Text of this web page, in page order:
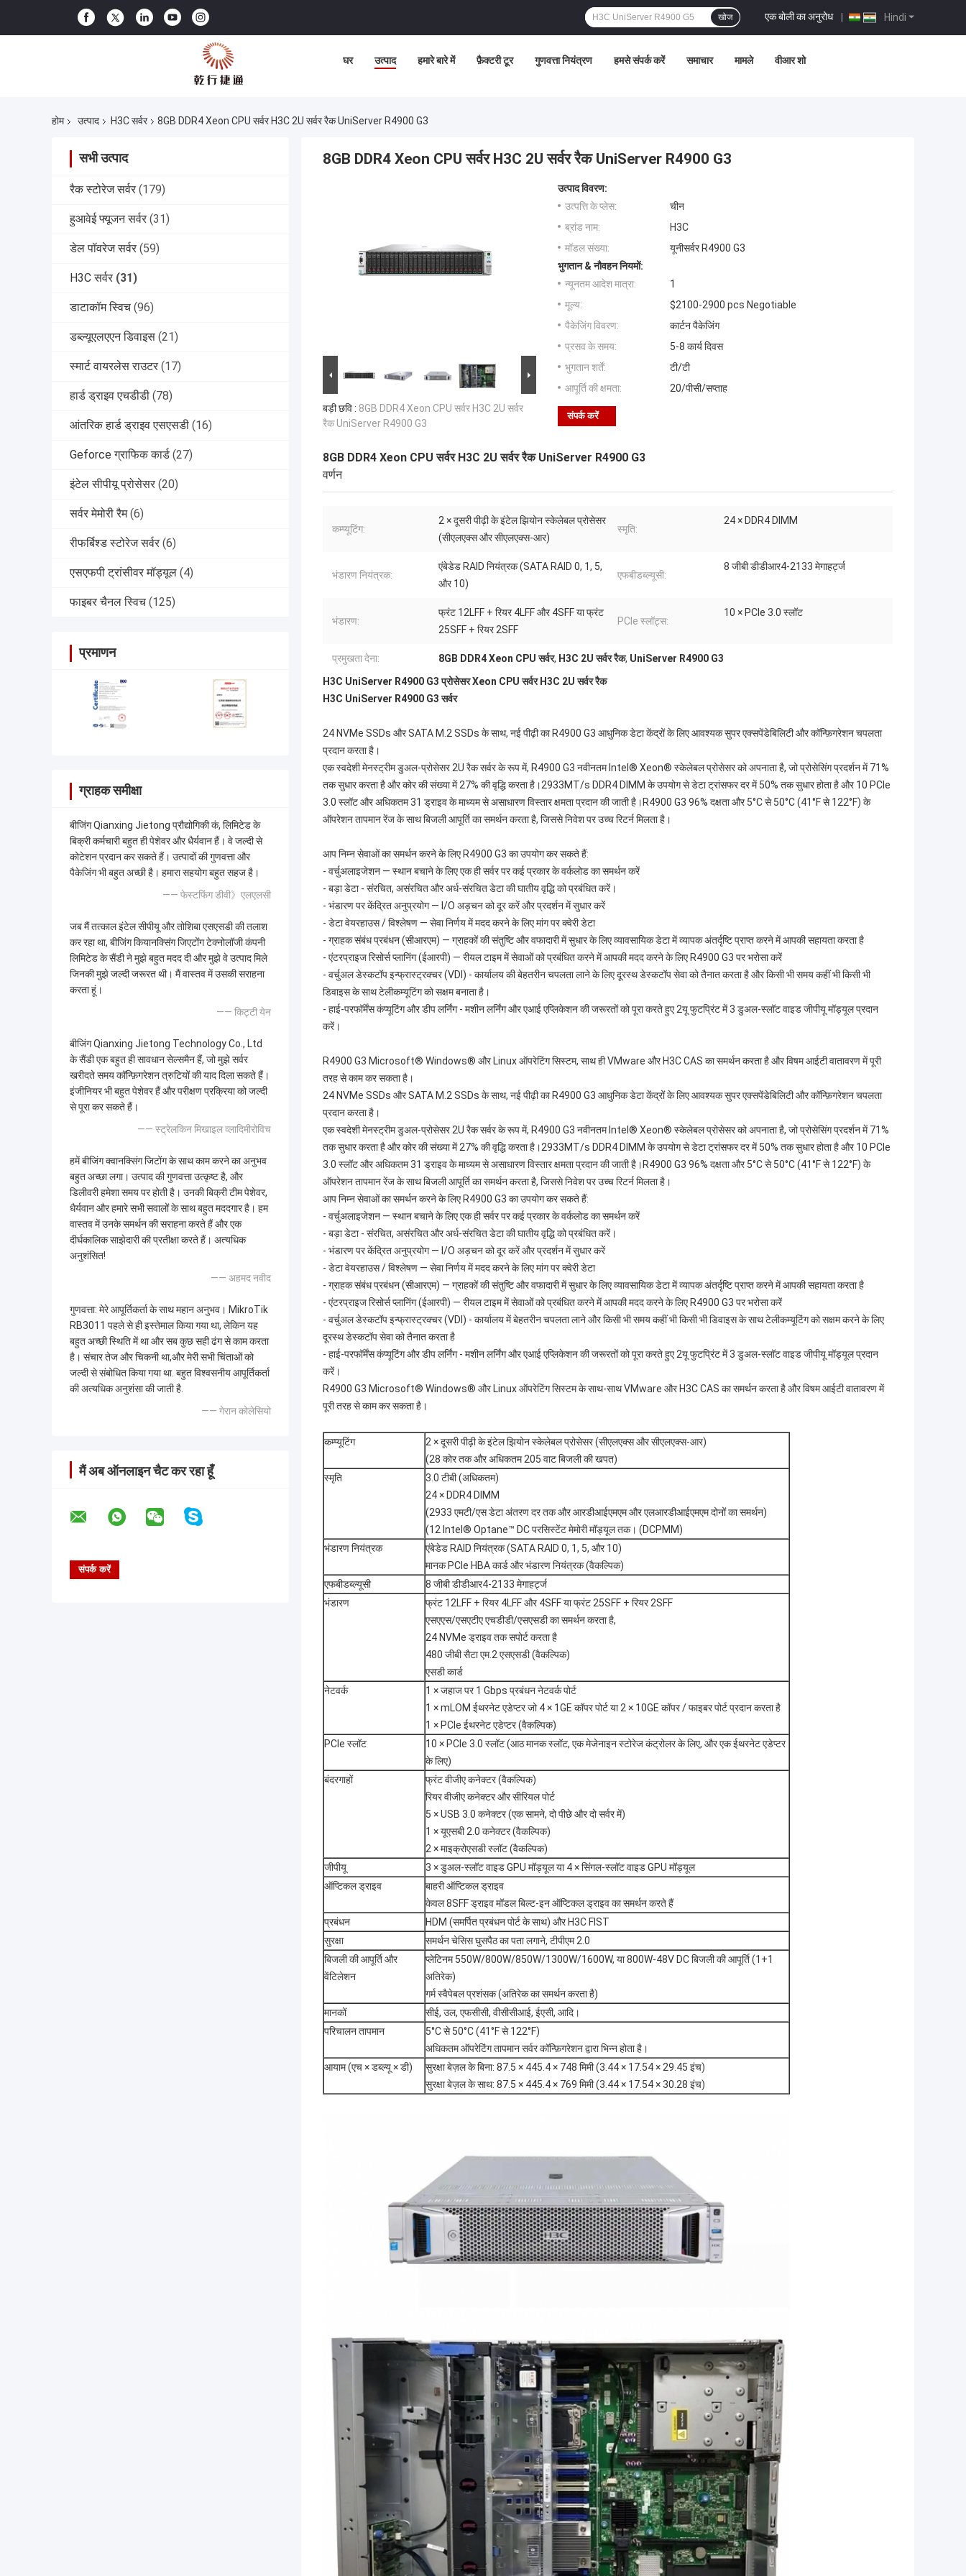
Hindi
एक बोली का अनुरोध |
खोज
घर उत्पाद हमारे बारे में फ़ैक्टरी टूर गुणवत्ता नियंत्रण हमसे संपर्क करें समाचार मामले वीआर शो
होम उत्पाद H3C सर्वर 8GB DDR4 Xeon CPU सर्वर H3C 2U सर्वर रैक UniServer R4900 G3
सभी उत्पाद
रैक स्टोरेज सर्वर (179)
हुआवेई फ्यूजन सर्वर (31)
डेल पॉवरेज सर्वर (59)
H3C सर्वर (31)
डाटाकॉम स्विच (96)
डब्ल्यूएलएएन डिवाइस (21)
स्मार्ट वायरलेस राउटर (17)
हार्ड ड्राइव एचडीडी (78)
आंतरिक हार्ड ड्राइव एसएसडी (16)
Geforce ग्राफिक कार्ड (27)
इंटेल सीपीयू प्रोसेसर (20)
सर्वर मेमोरी रैम (6)
रीफर्बिश्ड स्टोरेज सर्वर (6)
एसएफपी ट्रांसीवर मॉड्यूल (4)
फाइबर चैनल स्विच (125)
प्रमाणन
ग्राहक समीक्षा
बीजिंग Qianxing Jietong प्रौद्योगिकी कं, लिमिटेड के
बिक्री कर्मचारी बहुत ही पेशेवर और धैर्यवान हैं। वे जल्दी से
कोटेशन प्रदान कर सकते हैं। उत्पादों की गुणवत्ता और
पैकेजिंग भी बहुत अच्छी है। हमारा सहयोग बहुत सहज है।
—— फेस्टफिंग डीवी》एलएलसी
जब मैं तत्काल इंटेल सीपीयू और तोशिबा एसएसडी की तलाश
कर रहा था, बीजिंग कियानक्सिंग जिएटोंग टेक्नोलॉजी कंपनी
लिमिटेड के सैंडी ने मुझे बहुत मदद दी और मुझे वे उत्पाद मिले
जिनकी मुझे जल्दी जरूरत थी। मैं वास्तव में उसकी सराहना
करता हूं।
—— किट्टी येन
बीजिंग Qianxing Jietong Technology Co., Ltd
के सैंडी एक बहुत ही सावधान सेल्समैन हैं, जो मुझे सर्वर
खरीदते समय कॉन्फ़िगरेशन त्रुटियों की याद दिला सकते हैं।
इंजीनियर भी बहुत पेशेवर हैं और परीक्षण प्रक्रिया को जल्दी
से पूरा कर सकते हैं।
—— स्ट्रेलकिन मिखाइल व्लादिमीरोविच
हमें बीजिंग क्वानक्सिंग जिटोंग के साथ काम करने का अनुभव
बहुत अच्छा लगा। उत्पाद की गुणवत्ता उत्कृष्ट है, और
डिलीवरी हमेशा समय पर होती है। उनकी बिक्री टीम पेशेवर,
धैर्यवान और हमारे सभी सवालों के साथ बहुत मददगार है। हम
वास्तव में उनके समर्थन की सराहना करते हैं और एक
दीर्घकालिक साझेदारी की प्रतीक्षा करते हैं। अत्यधिक
अनुशंसित!
—— अहमद नवीद
गुणवत्ता: ️मेरे आपूर्तिकर्ता के साथ महान अनुभव। MikroTik
RB3011 पहले से ही इस्तेमाल किया गया था, लेकिन यह
बहुत अच्छी स्थिति में था और सब कुछ सही ढंग से काम करता
है। संचार तेज और चिकनी था,और मेरी सभी चिंताओं को
जल्दी से संबोधित किया गया था. बहुत विश्वसनीय आपूर्तिकर्ता
की अत्यधिक अनुशंसा की जाती है.
—— गेरान कोलेसियो
मैं अब ऑनलाइन चैट कर रहा हूँ
8GB DDR4 Xeon CPU सर्वर H3C 2U सर्वर रैक UniServer R4900 G3
बड़ी छवि : 8GB DDR4 Xeon CPU सर्वर H3C 2U सर्वर
रैक UniServer R4900 G3
उत्पाद विवरण:
उत्पत्ति के प्लेस:
चीन
ब्रांड नाम:
H3C
मॉडल संख्या:
यूनीसर्वर R4900 G3
भुगतान & नौवहन नियमों:
न्यूनतम आदेश मात्रा:
1
मूल्य:
$2100-2900 pcs Negotiable
पैकेजिंग विवरण:
कार्टन पैकेजिंग
प्रसव के समय:
5-8 कार्य दिवस
भुगतान शर्तें:
टी/टी
आपूर्ति की क्षमता:
20/पीसी/सप्ताह
संपर्क करें
8GB DDR4 Xeon CPU सर्वर H3C 2U सर्वर रैक UniServer R4900 G3
वर्णन
कम्प्यूटिंग:
2 × दूसरी पीढ़ी के इंटेल झियोन स्केलेबल प्रोसेसर
(सीएलएक्स और सीएलएक्स-आर)
स्मृति:
24 × DDR4 DIMM
भंडारण नियंत्रक:
एंबेडेड RAID नियंत्रक (SATA RAID 0, 1, 5,
और 10)
एफबीडब्ल्यूसी:
8 जीबी डीडीआर4-2133 मेगाहर्ट्ज
भंडारण:
फ्रंट 12LFF + रियर 4LFF और 4SFF या फ्रंट
25SFF + रियर 2SFF
PCIe स्लॉट्स:
10 × PCIe 3.0 स्लॉट
प्रमुखता देना: 8GB DDR4 Xeon CPU सर्वर, H3C 2U सर्वर रैक, UniServer R4900 G3
H3C UniServer R4900 G3 प्रोसेसर Xeon CPU सर्वर H3C 2U सर्वर रैक
H3C UniServer R4900 G3 सर्वर
24 NVMe SSDs और SATA M.2 SSDs के साथ, नई पीढ़ी का R4900 G3 आधुनिक डेटा केंद्रों के लिए आवश्यक सुपर एक्सपेंडेबिलिटी और कॉन्फ़िगरेशन चपलता
प्रदान करता है।
एक स्वदेशी मेनस्ट्रीम डुअल-प्रोसेसर 2U रैक सर्वर के रूप में, R4900 G3 नवीनतम Intel® Xeon® स्केलेबल प्रोसेसर को अपनाता है, जो प्रोसेसिंग प्रदर्शन में 71%
तक सुधार करता है और कोर की संख्या में 27% की वृद्धि करता है।2933MT/s DDR4 DIMM के उपयोग से डेटा ट्रांसफर दर में 50% तक सुधार होता है और 10 PCIe
3.0 स्लॉट और अधिकतम 31 ड्राइव के माध्यम से असाधारण विस्तार क्षमता प्रदान की जाती है।R4900 G3 96% दक्षता और 5°C से 50°C (41°F से 122°F) के
ऑपरेशन तापमान रेंज के साथ बिजली आपूर्ति का समर्थन करता है, जिससे निवेश पर उच्च रिटर्न मिलता है।
आप निम्न सेवाओं का समर्थन करने के लिए R4900 G3 का उपयोग कर सकते हैं:
- वर्चुअलाइजेशन — स्थान बचाने के लिए एक ही सर्वर पर कई प्रकार के वर्कलोड का समर्थन करें
- बड़ा डेटा - संरचित, असंरचित और अर्ध-संरचित डेटा की घातीय वृद्धि को प्रबंधित करें।
- भंडारण पर केंद्रित अनुप्रयोग — I/O अड़चन को दूर करें और प्रदर्शन में सुधार करें
- डेटा वेयरहाउस / विश्लेषण — सेवा निर्णय में मदद करने के लिए मांग पर क्वेरी डेटा
- ग्राहक संबंध प्रबंधन (सीआरएम) — ग्राहकों की संतुष्टि और वफादारी में सुधार के लिए व्यावसायिक डेटा में व्यापक अंतर्दृष्टि प्राप्त करने में आपकी सहायता करता है
- एंटरप्राइज रिसोर्स प्लानिंग (ईआरपी) — रीयल टाइम में सेवाओं को प्रबंधित करने में आपकी मदद करने के लिए R4900 G3 पर भरोसा करें
- वर्चुअल डेस्कटॉप इन्फ्रास्ट्रक्चर (VDI) - कार्यालय की बेहतरीन चपलता लाने के लिए दूरस्थ डेस्कटॉप सेवा को तैनात करता है और किसी भी समय कहीं भी किसी भी
डिवाइस के साथ टेलीकम्यूटिंग को सक्षम बनाता है।
- हाई-परफॉर्मेंस कंप्यूटिंग और डीप लर्निंग - मशीन लर्निंग और एआई एप्लिकेशन की जरूरतों को पूरा करते हुए 2यू फुटप्रिंट में 3 डुअल-स्लॉट वाइड जीपीयू मॉड्यूल प्रदान
करें।
R4900 G3 Microsoft® Windows® और Linux ऑपरेटिंग सिस्टम, साथ ही VMware और H3C CAS का समर्थन करता है और विषम आईटी वातावरण में पूरी
तरह से काम कर सकता है।
24 NVMe SSDs और SATA M.2 SSDs के साथ, नई पीढ़ी का R4900 G3 आधुनिक डेटा केंद्रों के लिए आवश्यक सुपर एक्सपेंडेबिलिटी और कॉन्फ़िगरेशन चपलता
प्रदान करता है।
एक स्वदेशी मेनस्ट्रीम डुअल-प्रोसेसर 2U रैक सर्वर के रूप में, R4900 G3 नवीनतम Intel® Xeon® स्केलेबल प्रोसेसर को अपनाता है, जो प्रोसेसिंग प्रदर्शन में 71%
तक सुधार करता है और कोर की संख्या में 27% की वृद्धि करता है।2933MT/s DDR4 DIMM के उपयोग से डेटा ट्रांसफर दर में 50% तक सुधार होता है और 10 PCIe
3.0 स्लॉट और अधिकतम 31 ड्राइव के माध्यम से असाधारण विस्तार क्षमता प्रदान की जाती है।R4900 G3 96% दक्षता और 5°C से 50°C (41°F से 122°F) के
ऑपरेशन तापमान रेंज के साथ बिजली आपूर्ति का समर्थन करता है, जिससे निवेश पर उच्च रिटर्न मिलता है।
आप निम्न सेवाओं का समर्थन करने के लिए R4900 G3 का उपयोग कर सकते हैं:
- वर्चुअलाइजेशन — स्थान बचाने के लिए एक ही सर्वर पर कई प्रकार के वर्कलोड का समर्थन करें
- बड़ा डेटा - संरचित, असंरचित और अर्ध-संरचित डेटा की घातीय वृद्धि को प्रबंधित करें।
- भंडारण पर केंद्रित अनुप्रयोग — I/O अड़चन को दूर करें और प्रदर्शन में सुधार करें
- डेटा वेयरहाउस / विश्लेषण — सेवा निर्णय में मदद करने के लिए मांग पर क्वेरी डेटा
- ग्राहक संबंध प्रबंधन (सीआरएम) — ग्राहकों की संतुष्टि और वफादारी में सुधार के लिए व्यावसायिक डेटा में व्यापक अंतर्दृष्टि प्राप्त करने में आपकी सहायता करता है
- एंटरप्राइज रिसोर्स प्लानिंग (ईआरपी) — रीयल टाइम में सेवाओं को प्रबंधित करने में आपकी मदद करने के लिए R4900 G3 पर भरोसा करें
- वर्चुअल डेस्कटॉप इन्फ्रास्ट्रक्चर (VDI) - कार्यालय में बेहतरीन चपलता लाने और किसी भी समय कहीं भी किसी भी डिवाइस के साथ टेलीकम्यूटिंग को सक्षम करने के लिए
दूरस्थ डेस्कटॉप सेवा को तैनात करता है
- हाई-परफॉर्मेंस कंप्यूटिंग और डीप लर्निंग - मशीन लर्निंग और एआई एप्लिकेशन की जरूरतों को पूरा करते हुए 2यू फुटप्रिंट में 3 डुअल-स्लॉट वाइड जीपीयू मॉड्यूल प्रदान
करें।
R4900 G3 Microsoft® Windows® और Linux ऑपरेटिंग सिस्टम के साथ-साथ VMware और H3C CAS का समर्थन करता है और विषम आईटी वातावरण में
पूरी तरह से काम कर सकता है।
कम्प्यूटिंग
2 × दूसरी पीढ़ी के इंटेल झियोन स्केलेबल प्रोसेसर (सीएलएक्स और सीएलएक्स-आर)
(28 कोर तक और अधिकतम 205 वाट बिजली की खपत)
स्मृति
3.0 टीबी (अधिकतम)
24 × DDR4 DIMM
(2933 एमटी/एस डेटा अंतरण दर तक और आरडीआईएमएम और एलआरडीआईएमएम दोनों का समर्थन)
(12 Intel® Optane™ DC परसिस्टेंट मेमोरी मॉड्यूल तक। (DCPMM)
भंडारण नियंत्रक
एंबेडेड RAID नियंत्रक (SATA RAID 0, 1, 5, और 10)
मानक PCIe HBA कार्ड और भंडारण नियंत्रक (वैकल्पिक)
एफबीडब्ल्यूसी
8 जीबी डीडीआर4-2133 मेगाहर्ट्ज
भंडारण
फ्रंट 12LFF + रियर 4LFF और 4SFF या फ्रंट 25SFF + रियर 2SFF
एसएएस/एसएटीए एचडीडी/एसएसडी का समर्थन करता है,
24 NVMe ड्राइव तक सपोर्ट करता है
480 जीबी सैटा एम.2 एसएसडी (वैकल्पिक)
एसडी कार्ड
नेटवर्क
1 × जहाज पर 1 Gbps प्रबंधन नेटवर्क पोर्ट
1 × mLOM ईथरनेट एडेप्टर जो 4 × 1GE कॉपर पोर्ट या 2 × 10GE कॉपर / फाइबर पोर्ट प्रदान करता है
1 × PCIe ईथरनेट एडेप्टर (वैकल्पिक)
PCIe स्लॉट
10 × PCIe 3.0 स्लॉट (आठ मानक स्लॉट, एक मेजेनाइन स्टोरेज कंट्रोलर के लिए, और एक ईथरनेट एडेप्टर
के लिए)
बंदरगाहों
फ्रंट वीजीए कनेक्टर (वैकल्पिक)
रियर वीजीए कनेक्टर और सीरियल पोर्ट
5 × USB 3.0 कनेक्टर (एक सामने, दो पीछे और दो सर्वर में)
1 × यूएसबी 2.0 कनेक्टर (वैकल्पिक)
2 × माइक्रोएसडी स्लॉट (वैकल्पिक)
जीपीयू
3 × डुअल-स्लॉट वाइड GPU मॉड्यूल या 4 × सिंगल-स्लॉट वाइड GPU मॉड्यूल
ऑप्टिकल ड्राइव
बाहरी ऑप्टिकल ड्राइव
केवल 8SFF ड्राइव मॉडल बिल्ट-इन ऑप्टिकल ड्राइव का समर्थन करते हैं
प्रबंधन
HDM (समर्पित प्रबंधन पोर्ट के साथ) और H3C FIST
सुरक्षा
समर्थन चेसिस घुसपैठ का पता लगाने, टीपीएम 2.0
बिजली की आपूर्ति और
वेंटिलेशन
प्लेटिनम 550W/800W/850W/1300W/1600W, या 800W-48V DC बिजली की आपूर्ति (1+1
अतिरेक)
गर्म स्वैपेबल प्रशंसक (अतिरेक का समर्थन करता है)
मानकों
सीई, उल, एफसीसी, वीसीसीआई, ईएसी, आदि।
परिचालन तापमान
5°C से 50°C (41°F से 122°F)
अधिकतम ऑपरेटिंग तापमान सर्वर कॉन्फ़िगरेशन द्वारा भिन्न होता है।
आयाम (एच × डब्ल्यू × डी)
सुरक्षा बेज़ल के बिना: 87.5 × 445.4 × 748 मिमी (3.44 × 17.54 × 29.45 इंच)
सुरक्षा बेज़ल के साथ: 87.5 × 445.4 × 769 मिमी (3.44 × 17.54 × 30.28 इंच)